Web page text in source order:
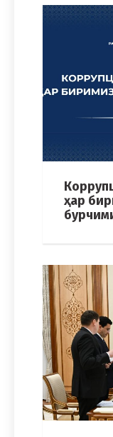
ҳар